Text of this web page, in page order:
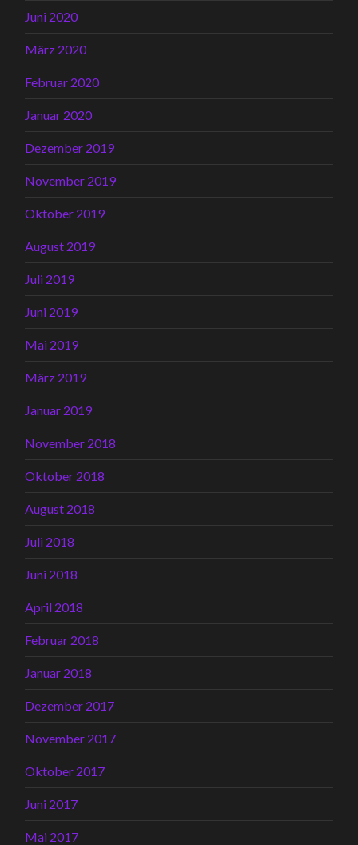
Juni 2020
März 2020
Februar 2020
Januar 2020
Dezember 2019
November 2019
Oktober 2019
August 2019
Juli 2019
Juni 2019
Mai 2019
März 2019
Januar 2019
November 2018
Oktober 2018
August 2018
Juli 2018
Juni 2018
April 2018
Februar 2018
Januar 2018
Dezember 2017
November 2017
Oktober 2017
Juni 2017
Mai 2017